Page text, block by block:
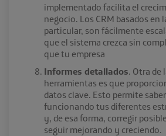
implementado facilita el
negocio. Los CRM basados en
particular, son fácilmente
que el sistema crezca sin
que tu empresa
Informes detallados. Otra de
herramientas es que
datos clave. Esto permite
funcionando tus diferentes
y, de esa forma, corregir
seguir mejorando y creciendo.